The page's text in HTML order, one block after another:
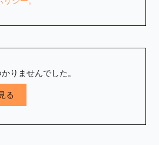
りませんでした。
る